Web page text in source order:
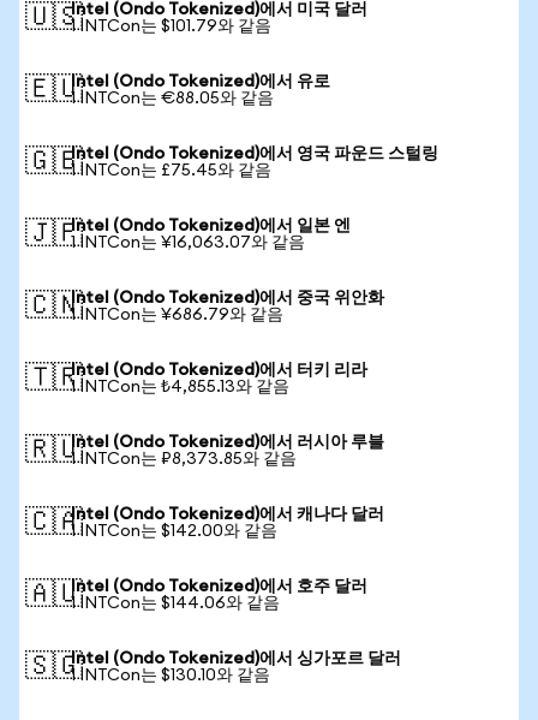
🇺🇸Intel (Ondo Tokenized)에서 미국 달러
1 INTCon는 $101.79와 같음
🇪🇺Intel (Ondo Tokenized)에서 유로
1 INTCon는 €88.05와 같음
🇬🇧Intel (Ondo Tokenized)에서 영국 파운드 스털링
1 INTCon는 £75.45와 같음
🇯🇵Intel (Ondo Tokenized)에서 일본 엔
1 INTCon는 ¥16,063.07와 같음
🇨🇳Intel (Ondo Tokenized)에서 중국 위안화
1 INTCon는 ¥686.79와 같음
🇹🇷Intel (Ondo Tokenized)에서 터키 리라
1 INTCon는 ₺4,855.13와 같음
🇷🇺Intel (Ondo Tokenized)에서 러시아 루블
1 INTCon는 ₽8,373.85와 같음
🇨🇦Intel (Ondo Tokenized)에서 캐나다 달러
1 INTCon는 $142.00와 같음
🇦🇺Intel (Ondo Tokenized)에서 호주 달러
1 INTCon는 $144.06와 같음
🇸🇬Intel (Ondo Tokenized)에서 싱가포르 달러
1 INTCon는 $130.10와 같음